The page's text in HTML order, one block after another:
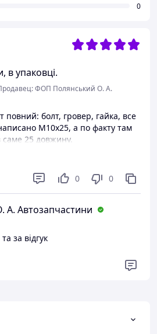
в упаковці.
ФОП Полянський О. А.
повний: болт, гровер, гайка, все
М10х25, а по факту там
25 довжину.
0 0
Автозапчастини
за відгук
0